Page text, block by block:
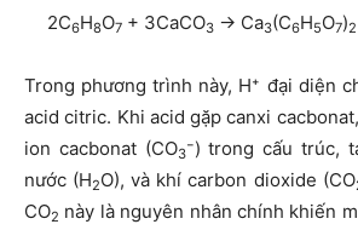
2C6H8O7 + 3CaCO3 → Ca3(C6H5O7)2
Trong phương trình này, H⁺ đại diện
acid citric. Khi acid gặp canxi
ion cacbonat (CO3​⁻) trong cấu trúc,
nước (H2​O), và khí carbon dioxide (CO
CO2
này là nguyên nhân chính khiến